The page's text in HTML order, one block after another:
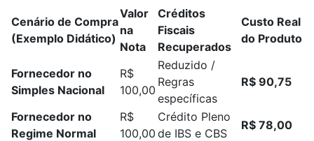
Cenário de Compra
(Exemplo Didático)
Valor
na
Nota
Créditos
Fiscais
Recuperados
Custo Real
do Produto
Fornecedor no
Simples Nacional
R$
100,00
Reduzido /
Regras
específicas
R$ 90,75
Fornecedor no
Regime Normal
R$
100,00
Crédito Pleno
de IBS e CBS
R$ 78,00